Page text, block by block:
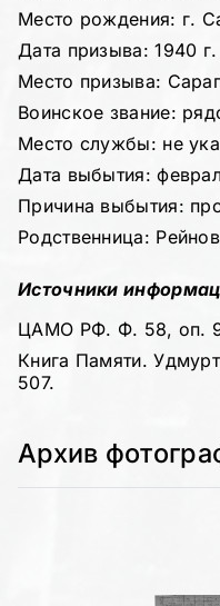
Место рождения: г.
Дата призыва: 1940 г.
Место призыва:
Воинское звание:
Место службы: не
Дата выбытия:
Причина выбытия:
Родственница:
Источники
ЦАМО РФ. Ф. 58, оп.
Книга Памяти.
507.
Архив